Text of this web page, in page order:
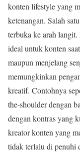
konten lifestyle yang
ketenangan. Salah
terbuka ke arah
ideal untuk konten
maupun menjelang
memungkinkan
kreatif. Contohnya
the-shoulder dengan
dengan kontras yang
kreator konten yang
tidak terlalu di penuhi